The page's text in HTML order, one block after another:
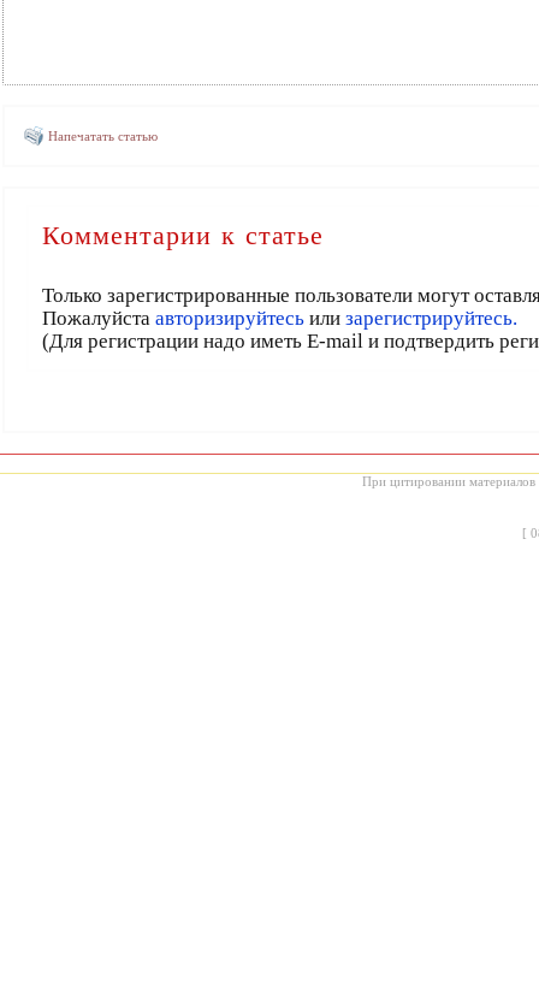
Напечатать статью
Комментарии к статье
Только зарегистрированные пользователи могут
Пожалуйста авторизируйтесьили зарегистрируйтесь.
(Для регистрации надо иметь E-mail и подтвердить
При цитировании материалов
[